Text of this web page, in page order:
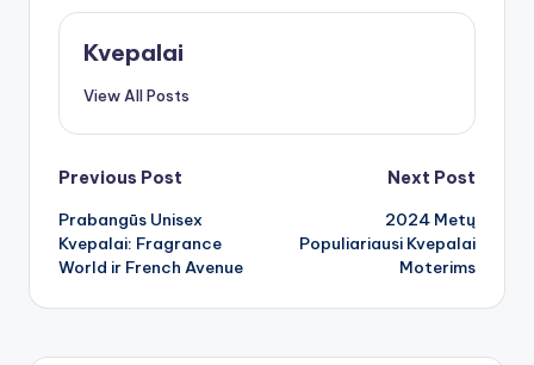
Kvepalai
View All Posts
Post
navigation
Previous Post
Prabangūs Unisex
Kvepalai: Fragrance
World ir French Avenue
Next Post
2024 Metų
Populiariausi Kvepalai
Moterims